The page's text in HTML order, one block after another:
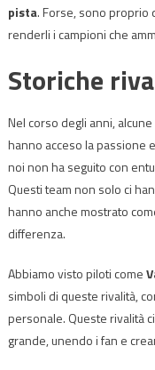
pista. Forse, sono proprio
renderli i campioni che
Storiche
Nel corso degli anni,
hanno acceso la passione
noi non ha seguito con
Questi team non solo ci
hanno anche mostrato
differenza.
Abbiamo visto piloti come
simboli di queste rivalità,
personale. Queste rivalità
grande, unendo i fan e